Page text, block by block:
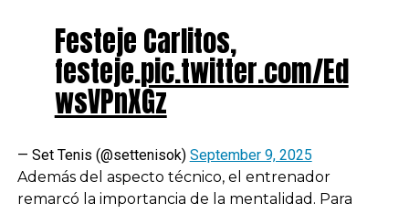
Festeje Carlitos,
festeje.pic.twitter.com/Ed
wsVPnXGz
— Set Tenis (@settenisok) September 9, 2025
Además del aspecto técnico, el entrenador
remarcó la importancia de la mentalidad. Para